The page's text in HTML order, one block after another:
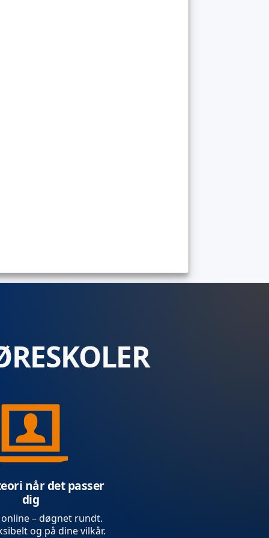
når det passer
dig
– døgnet rundt.
og på dine vilkår.